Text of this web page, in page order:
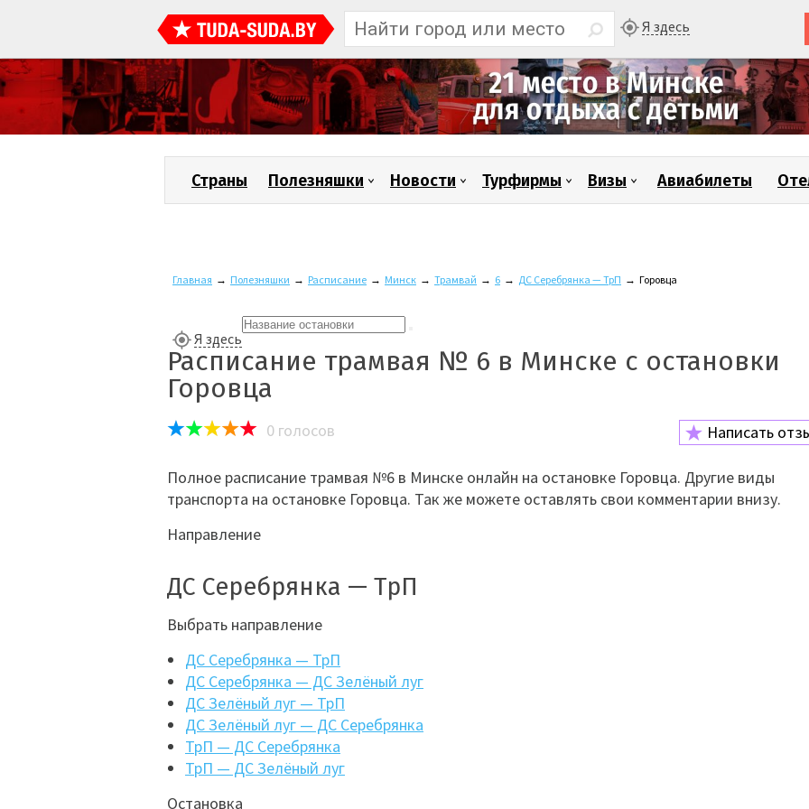
Я здесь
Страны Полезняшки Новости Турфирмы Визы Авиабилеты
Главная → Полезняшки → Расписание → Минск → Трамвай → 6 → ДС Серебрянка — ТрП → Горовца
Я здесь
Расписание трамвая № 6 в Минске с остановки
Горовца
0 голосов Написать
Полное расписание трамвая №6 в Минске онлайн на остановке Горовца. Другие виды
транспорта на остановке Горовца. Так же можете оставлять свои комментарии внизу.
Направление
ДС Серебрянка — ТрП
Выбрать направление
ДС Серебрянка — ТрП
ДС Серебрянка — ДС Зелёный луг
ДС Зелёный луг — ТрП
ДС Зелёный луг — ДС Серебрянка
ТрП — ДС Серебрянка
ТрП — ДС Зелёный луг
Остановка